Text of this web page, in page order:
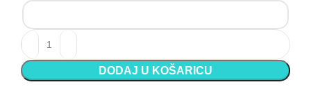
Prijava
Personalizirana drvena dječja stolica – Unikatan
DODAJ U KOŠARICU